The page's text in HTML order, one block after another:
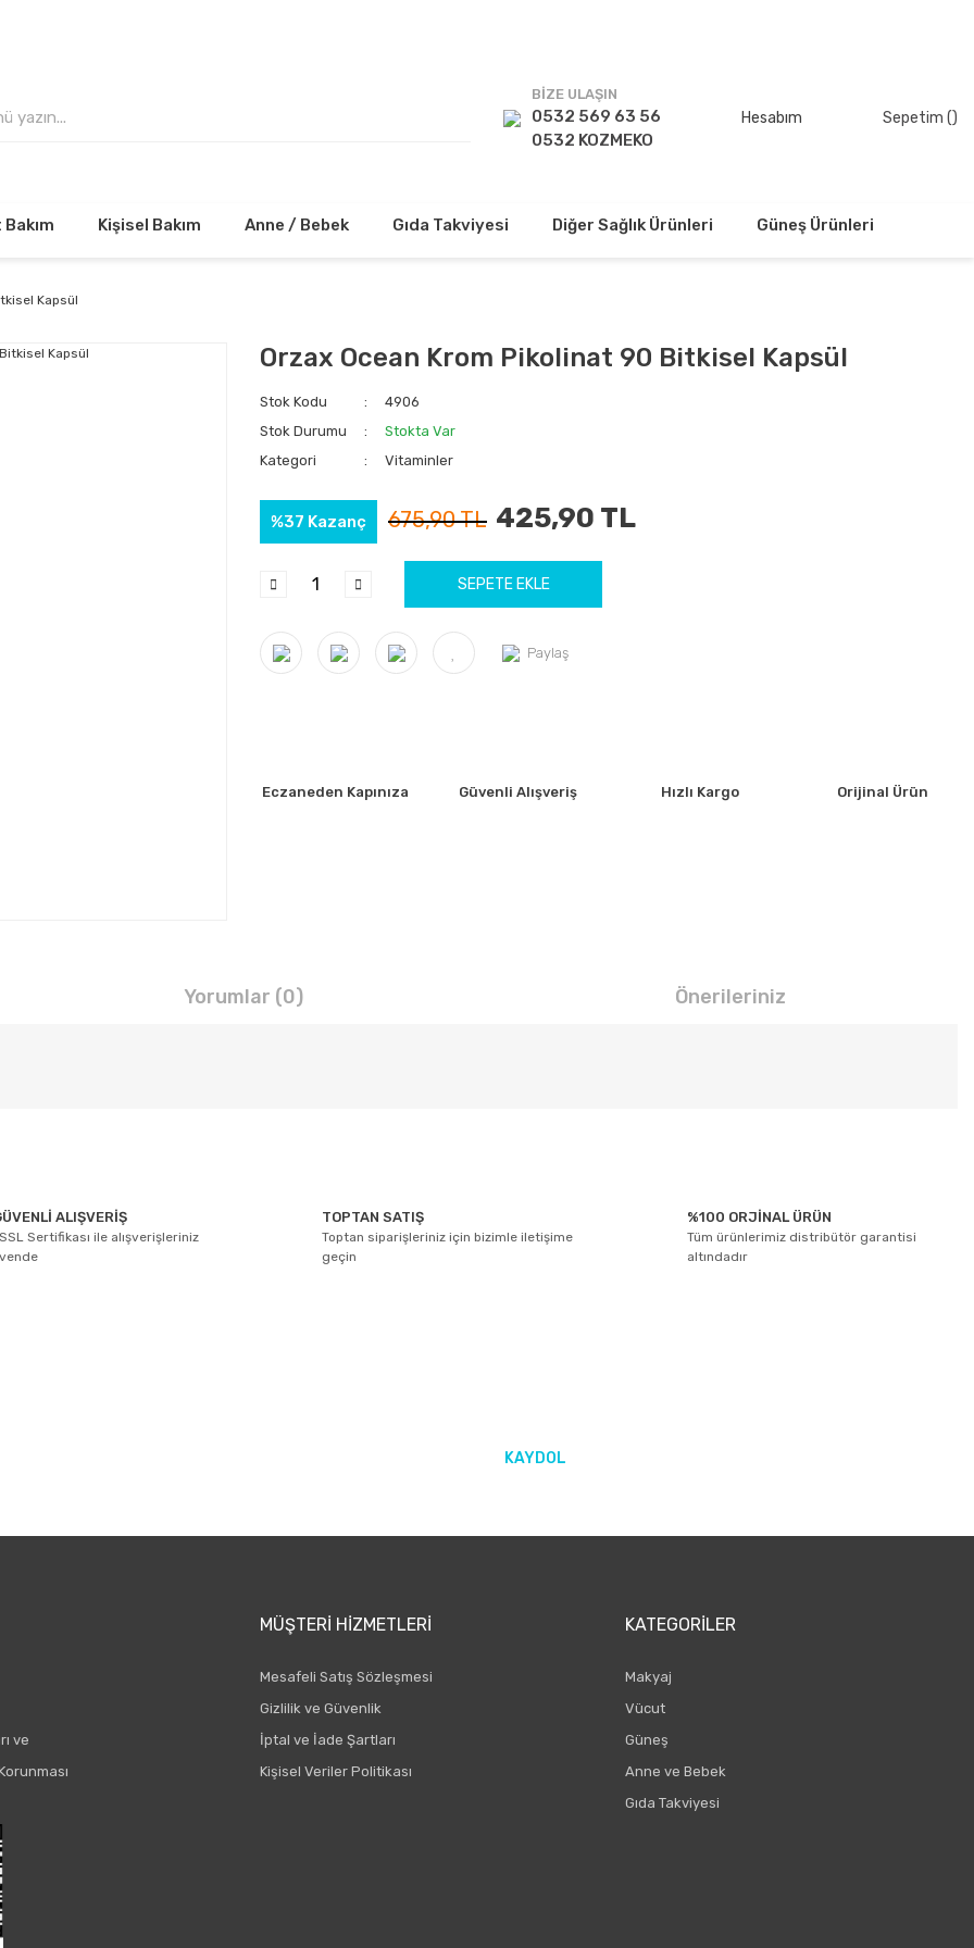
BİZE ULAŞIN
0532 569 63 56
0532 KOZMEKO
Hesabım Sepetim ()
Kişisel Bakım Anne / Bebek Gıda Takviyesi Diğer Sağlık Ürünleri Güneş Ürünleri
Kapsül
Orzax Ocean Krom Pikolinat 90 Bitkisel Kapsül
Stok Kodu
4906
Stok Durumu
Stokta Var
Kategori
Vitaminler
%37 Kazanç 675,90 TL 425,90 TL
SEPETE EKLE
Paylaş
Eczaneden Kapınıza Güvenli Alışveriş Hızlı Kargo Orijinal Ürün
Yorumlar (0) Önerileriniz
ALIŞVERİŞ
Sertifikası ile alışverişleriniz
TOPTAN SATIŞ
Toptan siparişleriniz için bizimle iletişime
geçin
%100 ORJİNAL ÜRÜN
Tüm ürünlerimiz distribütör garantisi
altındadır
KAYDOL
ve
MÜŞTERI HIZMETLERI
Mesafeli Satış Sözleşmesi
Gizlilik ve Güvenlik
İptal ve İade Şartları
Kişisel Veriler Politikası
KATEGORILER
Makyaj
Vücut
Güneş
Anne ve Bebek
Gıda Takviyesi